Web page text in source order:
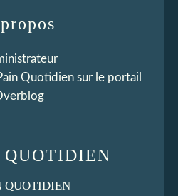
Quotidiensur le portail